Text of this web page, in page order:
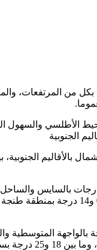
نسبيا خلال الليل والصباح بكل من
الأطلسي والسهول
الجنوبية
بالأقاليم الجنوبية،
درجات الحرارة الدنيا ما بين 05- و 01 درجات بالمرتفعات والمنطقة
الشمالية وهضاب الفوسفاط وولماس، والجنوب الشرقي والشمال الشرقي
الحرارة العليا، ما بين 06 و12 درجة بالمرتفعات والمنطقة
وهضاب الفوسفاط، ووالماس، والسهول